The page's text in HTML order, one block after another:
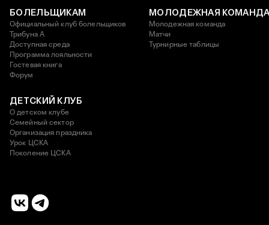
БОЛЕЛЬЩИКАМ
Официальный клуб болельщиков
Трибуна А
Доступная среда
Программа лояльности
Гостевая книга
Форум
МОЛОДЕЖНАЯ
Молодежная команда
Матчи
Турнирные таблицы
ДЕТСКИЙ КЛУБ
О детском клубе
Семейный сектор
Организация праздника
Урок ЦСКА
Поколение ЦСКА